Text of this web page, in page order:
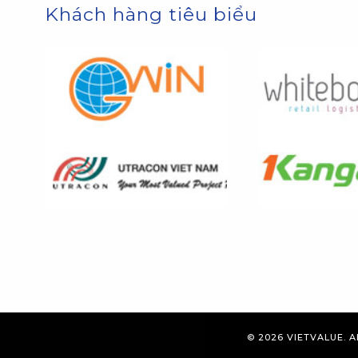
Khách hàng tiêu biểu
© 2026 VIETVALUE .